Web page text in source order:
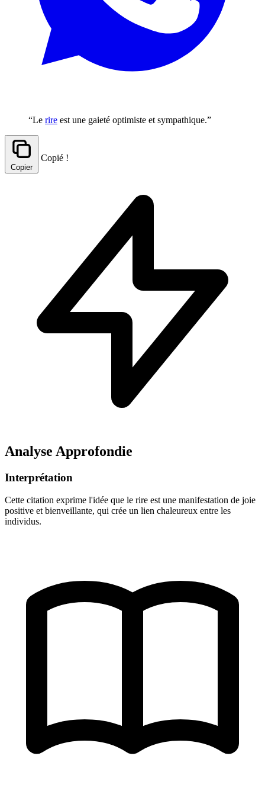
“Le rire est une gaieté optimiste et sympathique.”
Copier
Copié !
Analyse Approfondie
Interprétation
Cette citation exprime l'idée que le rire est une manifestation de joie
positive et bienveillante, qui crée un lien chaleureux entre les
individus.